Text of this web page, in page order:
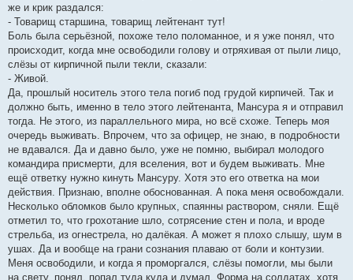
же и крик раздался:
- Товарищ старшина, товарищ лейтенант тут!
Боль была серьёзной, похоже тело поломанное, и я уже понял, что
происходит, когда мне освободили голову и отряхивая от пыли лицо,
слёзы от кирпичной пыли текли, сказали:
- Живой.
Да, прошлый носитель этого тела погиб под грудой кирпичей. Так и
должно быть, именно в тело этого лейтенанта, Мансура я и отправил
тогда. Не этого, из параллельного мира, но всё схоже. Теперь моя
очередь выживать. Впрочем, что за офицер, не знаю, в подробности
не вдавался. Да и давно было, уже не помню, выбирал молодого
командира присмерти, для вселения, вот и будем выживать. Мне
ещё ответку нужно кинуть Мансуру. Хотя это его ответка на мои
действия. Признаю, вполне обоснованная. А пока меня освобождали.
Несколько обломков было крупных, спаянны раствором, сняли. Ещё
отметил то, что грохотание шло, сотрясение стен и пола, и вроде
стрельба, из огнестрела, но далёкая. А может я плохо слышу, шум в
ушах. Да и вообще на грани сознания плаваю от боли и контузии.
Меня освободили, и когда я проморгался, слёзы помогли, мы были
на свету, понял, попал туда куда и думал. Форма на солдатах, хотя